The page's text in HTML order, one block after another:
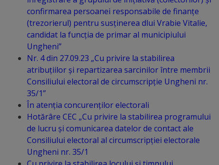
Reabilitare
și
construcție
Salubritate
Platouri
acumulare
deșeuri
Management
confirmarea persoanei responsabile de finanțe
(trezorierul) pentru susținerea dlui Vrabie Vitalie,
candidat la funcția de primar al municipiului
Ungheni”
Nr. 4 din 27.09.23 „Cu privire la stabilirea
atribuțiilor și repartizarea sarcinilor între membrii
Consiliului electoral de circumscripție Ungheni nr.
35/1”
În atenția concurenților electorali
Hotărâre CEC „Cu privire la stabilirea programului
de lucru și comunicarea datelor de contact ale
Consiliului electoral al circumscripției electorale
Ungheni nr. 35/1